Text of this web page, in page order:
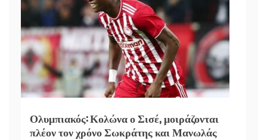
Ολυμπιακός: Κολώνα ο Σισέ, μοιράζονται
πλέον τον χρόνο Σωκράτης και Μανωλάς